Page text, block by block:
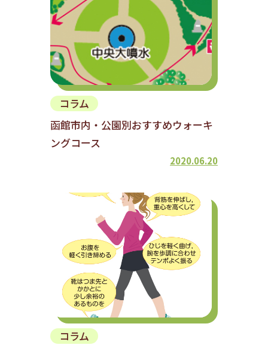
コラム
函館市内・公園別おすすめウォーキ
ングコース
2020.06.20
コラム